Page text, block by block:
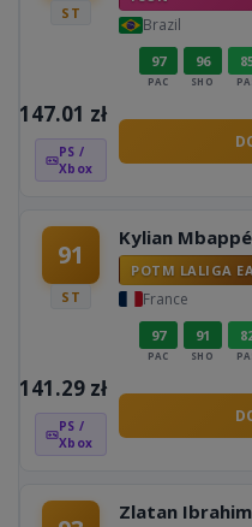
ST
Brazil
97
PAC
96
SHO
147.01 zł
PS /
Xbox
91
ST
Kylian Mbappé
POTM LALIGA
France
97
PAC
91
SHO
141.29 zł
PS /
Xbox
Zlatan